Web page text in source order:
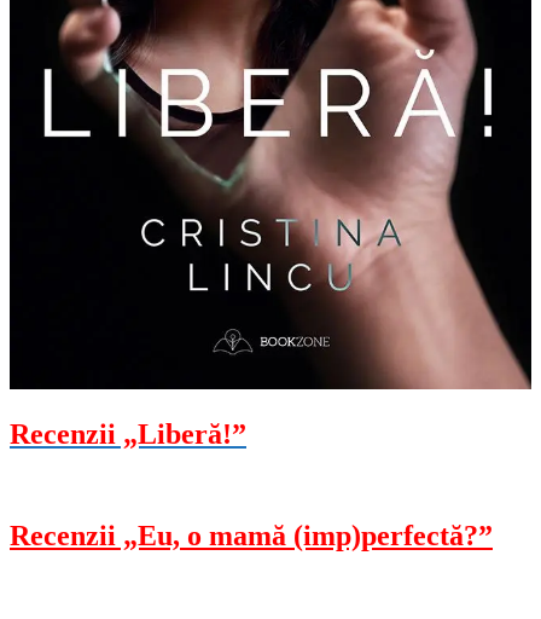
Recenzii „Liberă!”
Recenzii „Eu, o mamă (imp)perfectă?”